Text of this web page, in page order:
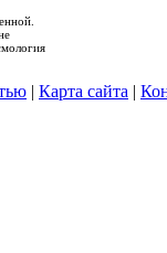
| Карта сайта |